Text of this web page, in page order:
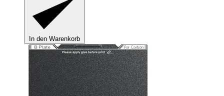
In den Warenkorb